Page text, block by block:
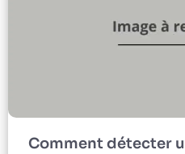
Comment détecter